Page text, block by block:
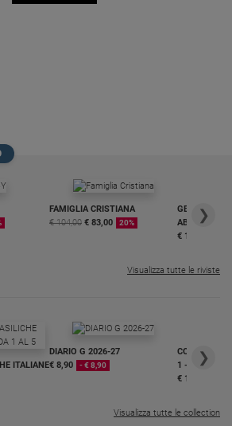
FAMIGLIA CRISTIANA
€ 104,00 € 83,00 20%
GBABY
€ 16,99
❯
Visualizza tutte le riviste
ITALIANE
DIARIO G 2026-27
€ 8,90
- € 8,90
COLLANA
1 - 2
€ 18,50
❯
Visualizza tutte le collection